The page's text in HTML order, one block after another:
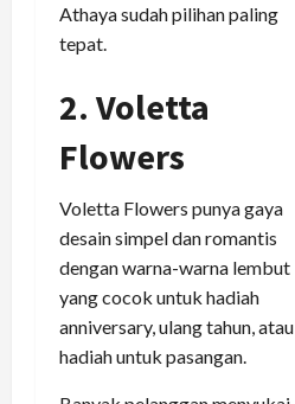
Athaya sudah pilihan paling
tepat.
2. Voletta
Flowers
Voletta Flowers punya gaya
desain simpel dan romantis
dengan warna-warna lembut
yang cocok untuk hadiah
anniversary, ulang tahun, atau
hadiah untuk pasangan.